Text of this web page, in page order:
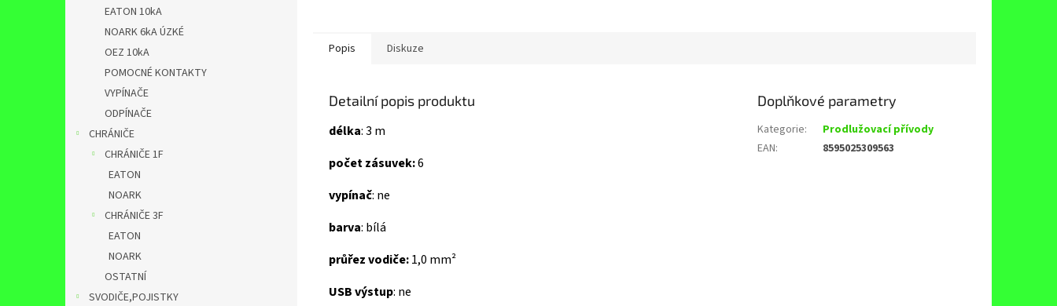
EATON 10kA
NOARK 6kA ÚZKÉ
OEZ 10kA
POMOCNÉ KONTAKTY
VYPÍNAČE
ODPÍNAČE
CHRÁNIČE
CHRÁNIČE 1F
EATON
NOARK
CHRÁNIČE 3F
EATON
NOARK
OSTATNÍ
SVODIČE,POJISTKY
Popis Diskuze
Detailní popis produktu
délka: 3 m
počet zásuvek:6
vypínač: ne
barva: bílá
průřez vodiče:1,0 mm²
USB výstup: ne
Doplňkové parametry
Kategorie:
Prodlužovací přívody
EAN: 8595025309563